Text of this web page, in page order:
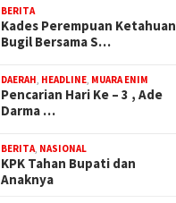
BERITA
Kades Perempuan Ketahuan
Bugil Bersama S…
DAERAH, HEADLINE, MUARA ENIM
Pencarian Hari Ke – 3 , Ade
Darma …
BERITA, NASIONAL
KPK Tahan Bupati dan
Anaknya